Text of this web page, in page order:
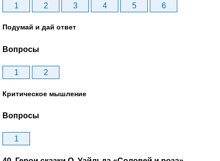
1 2 3 4 5 6
Подумай и дай ответ
Вопросы
1 2
Критическое мышление
Вопросы
1